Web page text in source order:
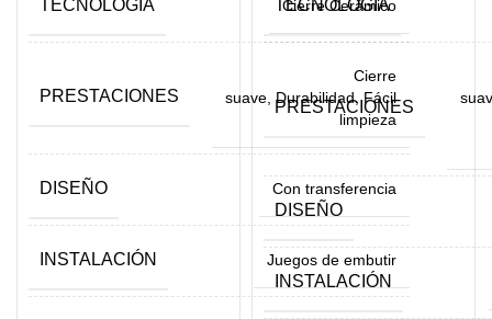
TECNOLOGÍA Cierre Cerámico
PRESTACIONES
Cierre
suave, Durabilidad, Fácil
limpieza
DISEÑO Con transferencia
INSTALACIÓN Juegos de embutir
TECNOLOGÍA
PRESTACIONES
DISEÑO
INSTALACIÓN